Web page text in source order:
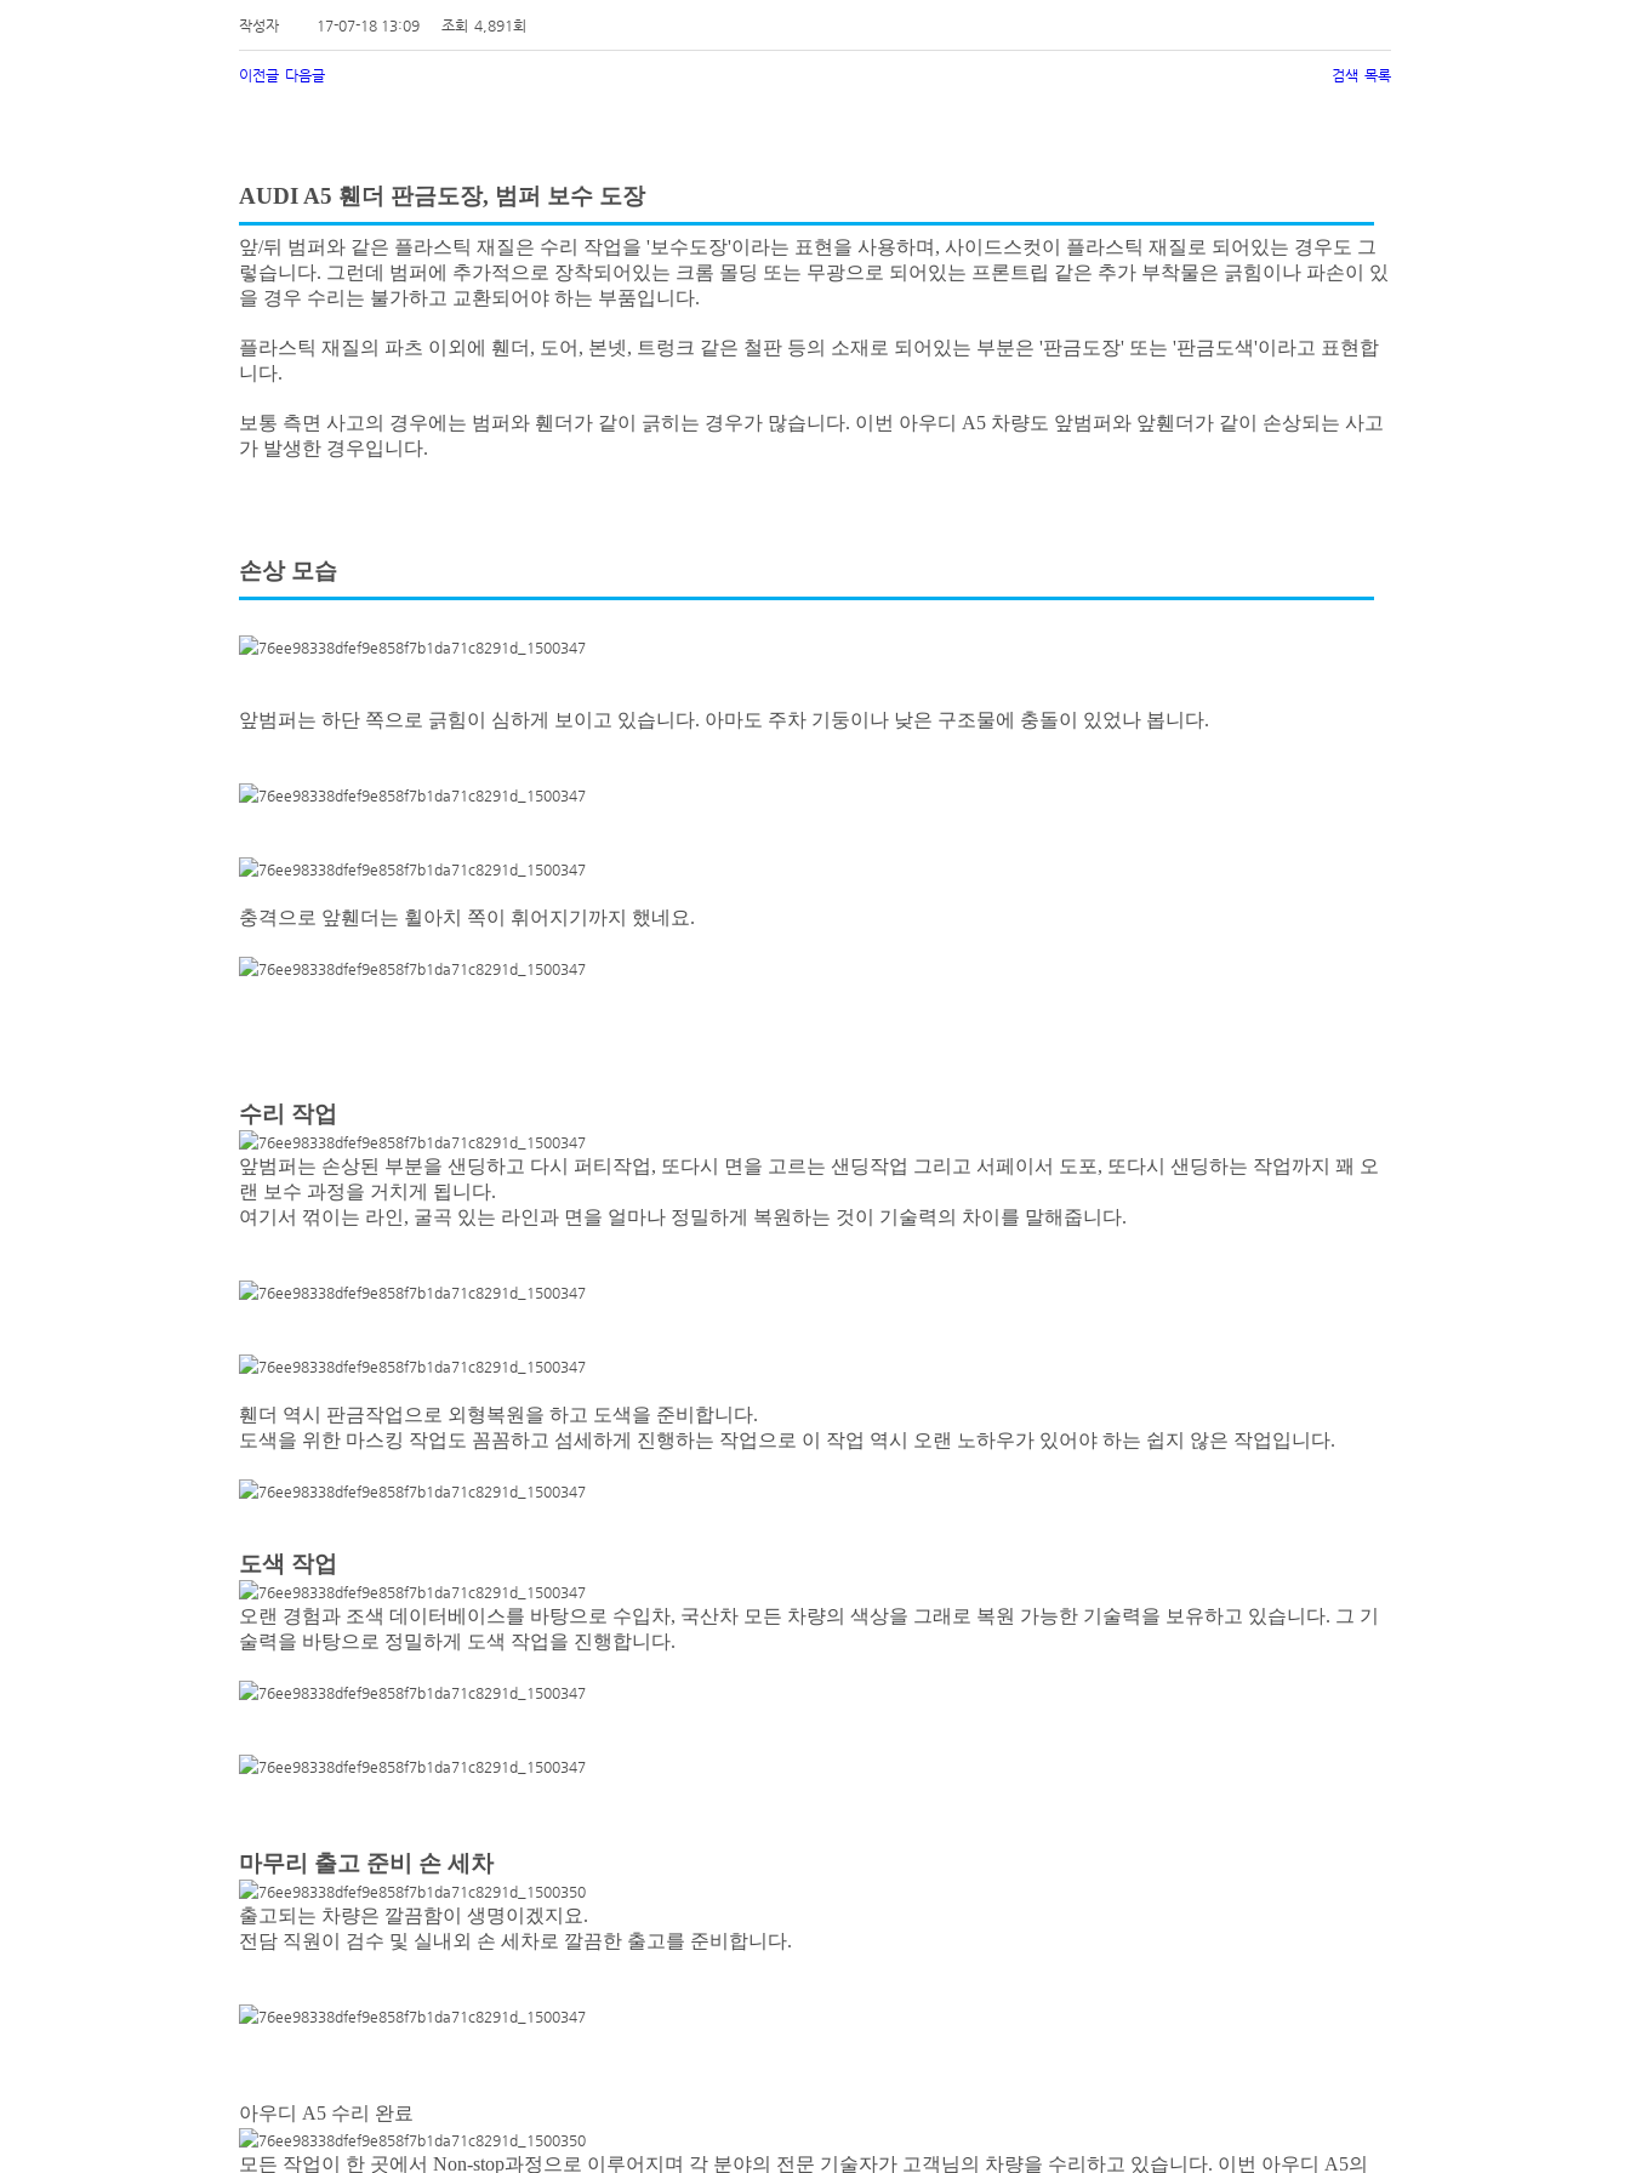
작성자 17-07-18 13:09 조회 4,891회
이전글 다음글 검색 목록
AUDI A5 휀더 판금도장, 범퍼 보수 도장
앞/뒤 범퍼와 같은 플라스틱 재질은 수리 작업을 '보수도장'이라는 표현을 사용하며, 사이드스컷이 플라스틱 재질로 되어있는 경우도 그
렇습니다. 그런데 범퍼에 추가적으로 장착되어있는 크롬 몰딩 또는 무광으로 되어있는 프론트립 같은 추가 부착물은 긁힘이나 파손이 있
을 경우 수리는 불가하고 교환되어야 하는 부품입니다.
플라스틱 재질의 파츠 이외에 휀더, 도어, 본넷, 트렁크 같은 철판 등의 소재로 되어있는 부분은 '판금도장' 또는 '판금도색'이라고 표현합
니다.
보통 측면 사고의 경우에는 범퍼와 휀더가 같이 긁히는 경우가 많습니다. 이번 아우디 A5 차량도 앞범퍼와 앞휀더가 같이 손상되는 사고
가 발생한 경우입니다.
손상 모습
앞범퍼는 하단 쪽으로 긁힘이 심하게 보이고 있습니다. 아마도 주차 기둥이나 낮은 구조물에 충돌이 있었나 봅니다.
충격으로 앞휀더는 휠아치 쪽이 휘어지기까지 했네요.
수리 작업
앞범퍼는 손상된 부분을 샌딩하고 다시 퍼티작업, 또다시 면을 고르는 샌딩작업 그리고 서페이서 도포, 또다시 샌딩하는 작업까지 꽤 오
랜 보수 과정을 거치게 됩니다.
여기서 꺾이는 라인, 굴곡 있는 라인과 면을 얼마나 정밀하게 복원하는 것이 기술력의 차이를 말해줍니다.
휀더 역시 판금작업으로 외형복원을 하고 도색을 준비합니다.
도색을 위한 마스킹 작업도 꼼꼼하고 섬세하게 진행하는 작업으로 이 작업 역시 오랜 노하우가 있어야 하는 쉽지 않은 작업입니다.
도색 작업
오랜 경험과 조색 데이터베이스를 바탕으로 수입차, 국산차 모든 차량의 색상을 그래로 복원 가능한 기술력을 보유하고 있습니다. 그 기
술력을 바탕으로 정밀하게 도색 작업을 진행합니다.
마무리 출고 준비 손 세차
출고되는 차량은 깔끔함이 생명이겠지요.
전담 직원이 검수 및 실내외 손 세차로 깔끔한 출고를 준비합니다.
아우디 A5 수리 완료
모든 작업이 한 곳에서 Non-stop과정으로 이루어지며 각 분야의 전문 기술자가 고객님의 차량을 수리하고 있습니다. 이번 아우디 A5의